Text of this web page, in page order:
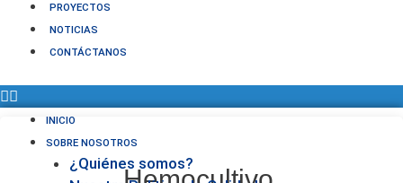
PROYECTOS
NOTICIAS
CONTÁCTANOS
INICIO
SOBRE NOSOTROS
¿Quiénes somos?